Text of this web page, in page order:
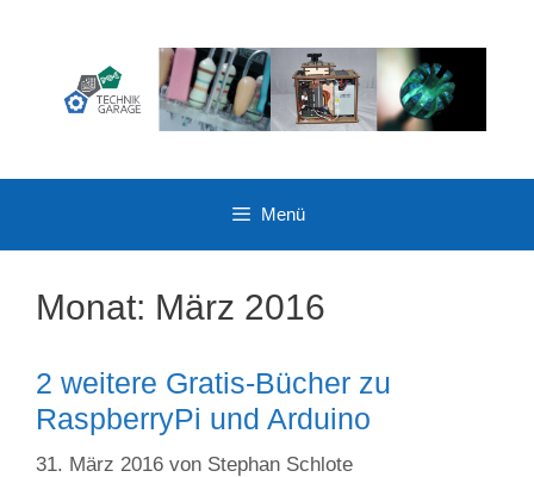
Menü
Monat: März 2016
2 weitere Gratis-Bücher zu
RaspberryPi und Arduino
31. März 2016 von Stephan Schlote